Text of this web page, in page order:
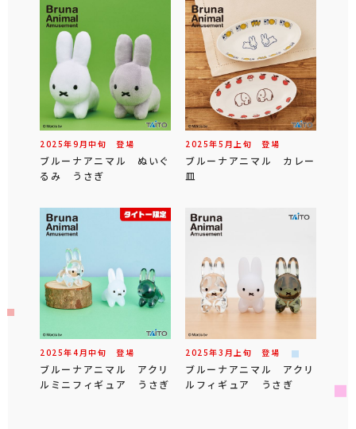
2025年9 月中旬 登場
ブルーナアニマル ぬいぐ
るみ うさぎ
2025年5 月 上旬 登場
ブルーナアニマル カレー
皿
2025年4 月中旬 登場
ブルーナアニマル アクリ
ルミニフィギュア うさぎ
2025年3 月 上旬 登場
ブルーナアニマル アクリ
ルフィギュア うさぎ